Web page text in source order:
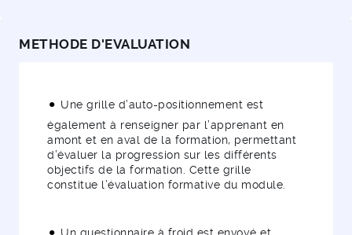
METHODE D'EVALUATION
Une grille d’auto-positionnement est
également à renseigner par l’apprenant en
amont et en aval de la formation, permettant
d’évaluer la progression sur les différents
objectifs de la formation. Cette grille
constitue l’évaluation formative du module.